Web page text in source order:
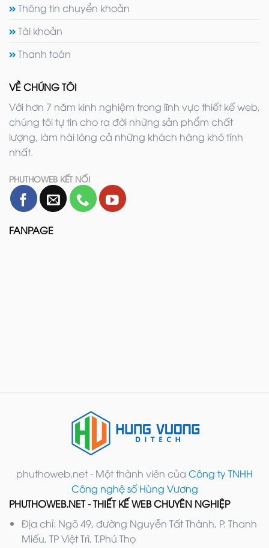
Thông tin chuyển khoản
Tài khoản
Thanh toán
VỀ CHÚNG TÔI
Với hơn 7 năm kinh nghiệm trong lĩnh vực thiết kế web,
chúng tôi tự tin cho ra đời những sản phẩm chất
lượng, làm hài lòng cả những khách hàng khó tính
nhất.
PHUTHOWEB KẾT NỐI
FANPAGE
phuthoweb.net - Một thành viên của Công ty TNHH
Công nghệ số Hùng Vương
PHUTHOWEB.NET - THIẾT KẾ WEB CHUYÊN NGHIỆP
Địa chỉ: Ngõ 49, đường Nguyễn Tất Thành, P. Thanh
Miếu, TP Việt Trì, T.Phú Thọ